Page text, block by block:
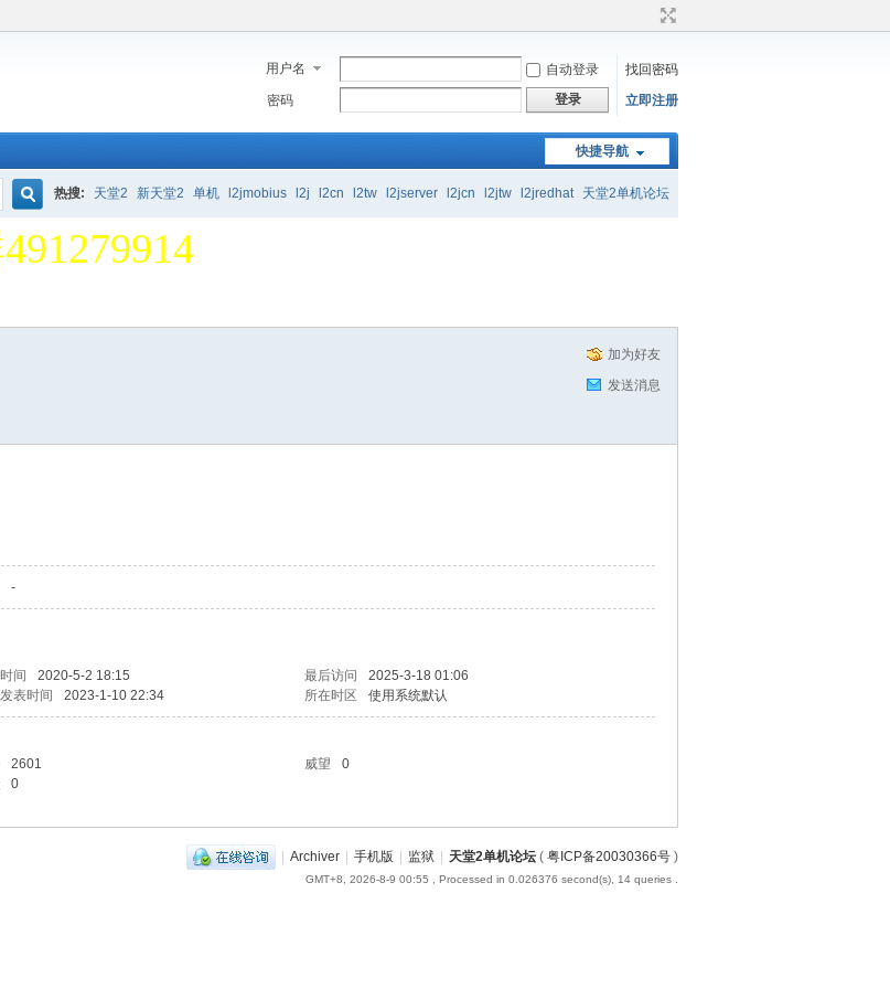
用户名 自动登录
找回密码
密码
登录 立即注册
快捷导航
热搜: 天堂2 新天堂2 单机 l2jmobius l2j l2cn l2tw l2jserver l2jcn l2jtw l2jredhat 天堂2单机论坛
论坛 欢迎大家 一起交流学习
论坛 欢迎大家 一起交流学习
加为好友
发送消息
-
间 2020-5-2 18:15 最后访问
2025-3-18 01:06
表时间 2023-1-10 22:34 所在时区 使用系统默认
2601 威望
0
0
| Archiver | 手机版 | 监狱 | 天堂2单机论坛 ( 粤ICP备20030366号 )
GMT+8, 2026-8-9 00:55 , Processed in 0.026376 second(s), 14 queries .